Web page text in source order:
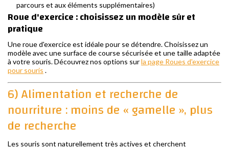
parcours et aux éléments supplémentaires)
Roue d'exercice : choisissez un modèle sûr et
pratique
Une roue d'exercice est idéale pour se détendre. Choisissez un
modèle avec une surface de course sécurisée et une taille adaptée
à votre souris. Découvrez nos options surla page Roues d'exercice
pour souris .
6) Alimentation et recherche de
nourriture : moins de « gamelle », plus
de recherche
Les souris sont naturellement très actives et cherchent